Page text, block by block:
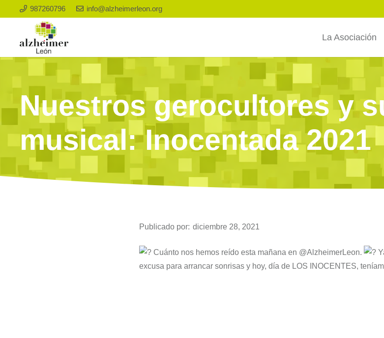
987260796 info@alzheimerleon.org
La Asociación
Nuestros gerocultores y
musical: Inocentada 2021
Publicado por: diciembre 28, 2021
Cuánto nos hemos reído esta mañana en @AlzheimerLeon.
excusa para arrancar sonrisas y hoy, día de LOS INOCENTES,